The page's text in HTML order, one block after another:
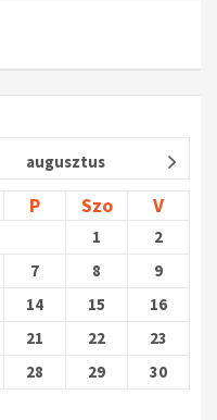
augusztus
P Szo V
1
2
7 8
9
14 15
16
21 22
23
28 29
30